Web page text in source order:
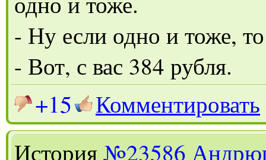
- Ну если одно и тоже,
- Вот, с вас 384 рубля.
+15
Комментировать
История№23586